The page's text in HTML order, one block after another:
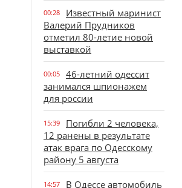
00:28
Известный маринист
Валерий Прудников
отметил 80-летие новой
выставкой
00:05
46-летний одессит
занимался шпионажем
для россии
15:39
Погибли 2 человека,
12 ранены в результате
атак врага по Одесскому
району 5 августа
14:57
В Одессе автомобиль